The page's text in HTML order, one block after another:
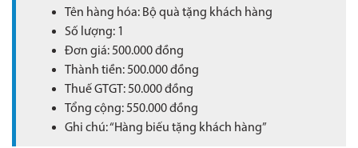
Tên hàng hóa: Bộ quà tặng khách hàng
Số lượng: 1
Đơn giá: 500.000 đồng
Thành tiền: 500.000 đồng
Thuế GTGT: 50.000 đồng
Tổng cộng: 550.000 đồng
Ghi chú: “Hàng biếu tặng khách hàng”